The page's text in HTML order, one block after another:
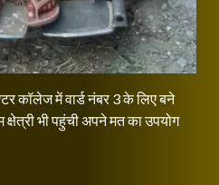
कॉलेज में वार्ड नंबर 3 के लिए बने
भी पहुंची अपने मत का उपयोग